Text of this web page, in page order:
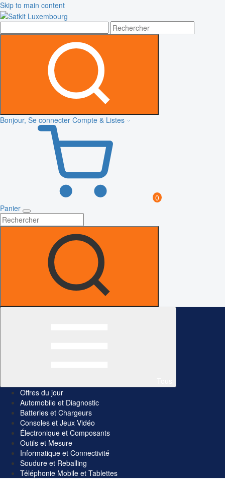
Skip to main content
Bonjour, Se connecter Compte & Listes
0
Panier
Offres du jour
Automobile et Diagnostic
Batteries et Chargeurs
Consoles et Jeux Vidéo
Électronique et Composants
Outils et Mesure
Informatique et Connectivité
Soudure et Reballing
Téléphonie Mobile et Tablettes